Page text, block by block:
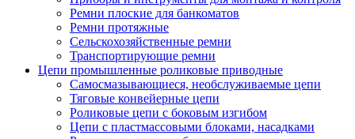
Ремни плоские для банкоматов
Ремни протяжные
Сельскохозяйственные ремни
Транспортирующие ремни
Цепи промышленные роликовые приводные
Самосмазывающиеся, необслуживаемые цепи
Тяговые конвейерные цепи
Роликовые цепи с боковым изгибом
Цепи с пластмассовыми блоками, насадками